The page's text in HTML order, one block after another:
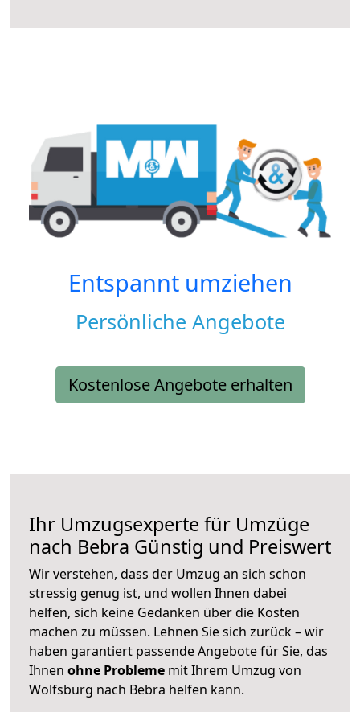
Entspannt umziehen
Persönliche Angebote
Kostenlose Angebote erhalten
Ihr Umzugsexperte für Umzüge
nach Bebra Günstig und Preiswert
Wir verstehen, dass der Umzug an sich schon
stressig genug ist, und wollen Ihnen dabei
helfen, sich keine Gedanken über die Kosten
machen zu müssen. Lehnen Sie sich zurück – wir
haben garantiert passende Angebote für Sie, das
Ihnen ohne Probleme mit Ihrem Umzug von
Wolfsburg nach Bebra helfen kann.